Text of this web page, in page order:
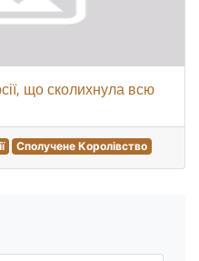
що сколихнула всю
Сполучене Королівство